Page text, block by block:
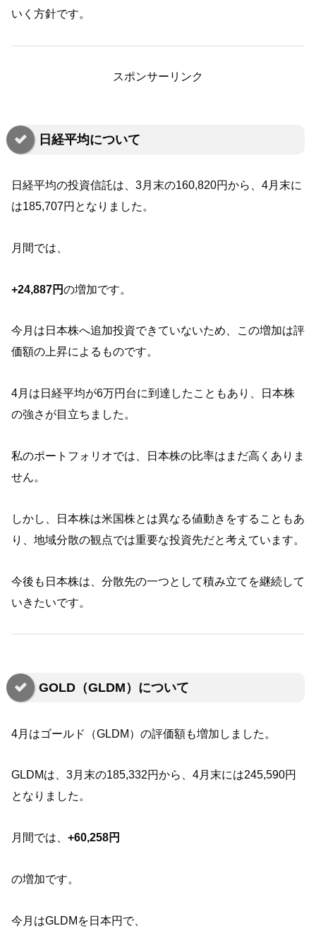
いく方針です。
スポンサーリンク
日経平均について
日経平均の投資信託は、3月末の160,820円から、4月末に
は185,707円となりました。
月間では、
+24,887円の増加です。
今月は日本株へ追加投資できていないため、この増加は評
価額の上昇によるものです。
4月は日経平均が6万円台に到達したこともあり、日本株
の強さが目立ちました。
私のポートフォリオでは、日本株の比率はまだ高くありま
せん。
しかし、日本株は米国株とは異なる値動きをすることもあ
り、地域分散の観点では重要な投資先だと考えています。
今後も日本株は、分散先の一つとして積み立てを継続して
いきたいです。
GOLD（GLDM）について
4月はゴールド（GLDM）の評価額も増加しました。
GLDMは、3月末の185,332円から、4月末には245,590円
となりました。
月間では、 +60,258円
の増加です。
今月はGLDMを日本円で、